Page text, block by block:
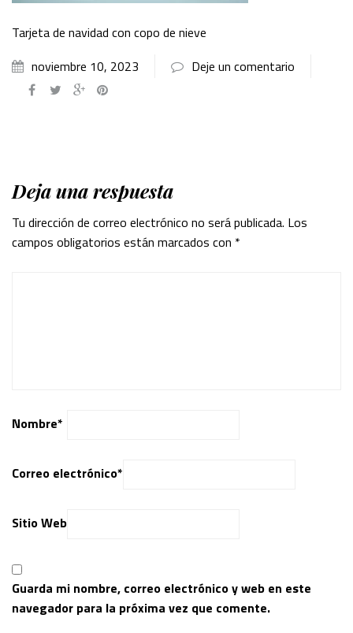
Tarjeta de navidad con copo de nieve
noviembre 10, 2023
Deje un comentario
Deja una respuesta
Tu dirección de correo electrónico no será publicada. Los
campos obligatorios están marcados con *
Nombre*
Correo electrónico*
Sitio Web
Guarda mi nombre, correo electrónico y web en este
navegador para la próxima vez que comente.